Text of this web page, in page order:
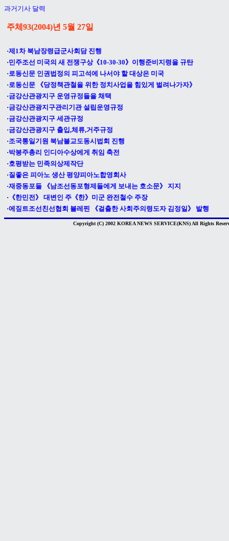
과거기사 달력
주체93(2004)년 5월 27일
·제1차 북남장령급군사회담 진행
·민주조선 미국의 새 전쟁구상《10-30-30》이행준비지령을 규탄
·로동신문 인권법정의 피고석에 나서야 할 대상은 미국
·로동신문 《당정책관철을 위한 정치사업을 힘있게 벌려나가자》
·금강산관광지구 운영규정들을 채택
·금강산관광지구관리기관 설립운영규정
·금강산관광지구 세관규정
·금강산관광지구 출입,체류,거주규정
·조국통일기원 북남불교도동시법회 진행
·박봉주총리 인디아수상에게 취임 축전
·호평받는 민족의상제작단
·질좋은 피아노 생산 평양피아노합영회사
·재중동포들 《남조선동포형제들에게 보내는 호소문》 지지
· 《한민전》 대변인 주《한》미군 완전철수 주장
·에짚트조선친선협회 뷸레찐 《걸출한 사회주의령도자 김정일》 발행
Copyright (C) 2002 KOREA NEWS SERVICE(KNS) All Rights